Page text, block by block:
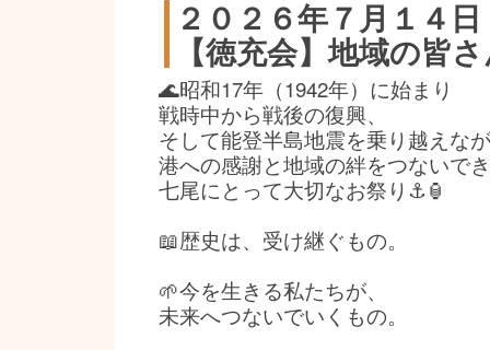
２０２６年７月１４日
【徳充会】地域の皆
🌊昭和17年（1942年）に始まり
戦時中から戦後の復興、
そして能登半島地震を乗り越えな
港への感謝と地域の絆をつないで
七尾にとって大切なお祭り⚓🏮
📖歴史は、受け継ぐもの。
🌱今を生きる私たちが、
未来へつないでいくもの。